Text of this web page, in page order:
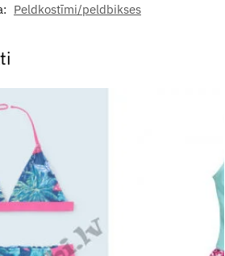
Peldkostīmi/peldbikses